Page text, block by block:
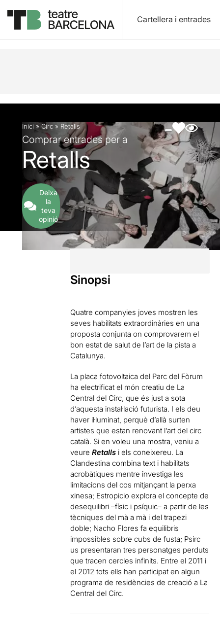
Cartellera i entrades
Descripció Fitxa artística Fotos i vídeos
Inici » Circ » Retalls
Comprar entrades per a
Retalls
Deixa
la
teva
opinió
Sinopsi
Quatre companyies joves mostren les
seves habilitats extraordinàries en una
proposta conjunta on comprovarem el
bon estat de salut de l’art de la pista a
Catalunya.
La placa fotovoltaica del Parc del Fòrum
ha electrificat el món creatiu de La
Central del Circ, que és just a sota
d’aquesta instal·lació futurista. I els deu
haver il·luminat, perquè d’allà surten
artistes que estan renovant l’art del circ
català. Si en voleu una mostra, veniu a
veureRetalls i els coneixereu. La
Clandestina combina text i habilitats
acrobàtiques mentre investiga les
limitacions del cos mitjançant la perxa
xinesa; Estropicio explora el concepte de
desequilibri –físic i psíquic– a partir de les
tècniques del mà a mà i del trapezi
doble; Nacho Flores fa equilibris
impossibles sobre cubs de fusta; Psirc
us presentaran tres personatges perduts
que tracen cercles infinits. Entre el 2011 i
el 2012 tots ells han participat en algun
programa de residències de creació a La
Central del Circ.